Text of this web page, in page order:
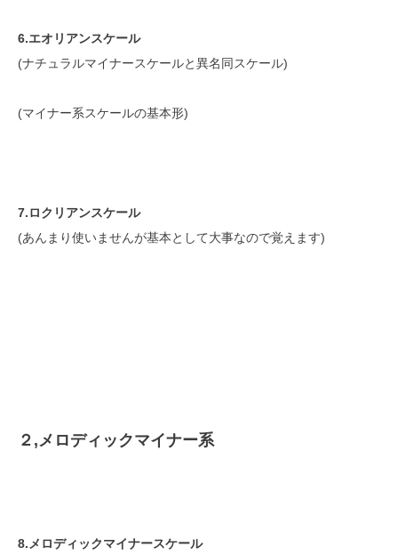
6.エオリアンスケール
(ナチュラルマイナースケールと異名同スケール)
(マイナー系スケールの基本形)
7.ロクリアンスケール
(あんまり使いませんが基本として大事なので覚えます)
２,メロディックマイナー系
8.メロディックマイナースケール